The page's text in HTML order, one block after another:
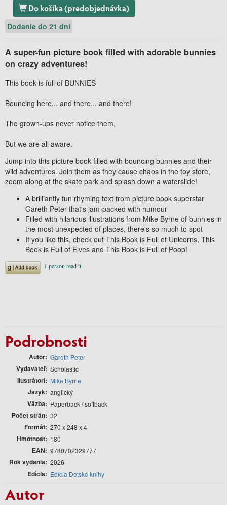
Do košíka (predobjednávka)
Dodanie do 21 dní
A super-fun picture book filled with adorable bunnies
on crazy adventures!
This book is full of BUNNIES
Bouncing here... and there... and there!
The grown-ups never notice them,
But we are all aware.
Jump into this picture book filled with bouncing bunnies and their
wild adventures. Join them as they cause chaos in the toy store,
zoom along at the skate park and splash down a waterslide!
A brilliantly fun rhyming text from picture book superstar
Gareth Peter that's jam-packed with humour
Filled with hilarious illustrations from Mike Byrne of bunnies in
the most unexpected of places, there's so much to spot
If you like this, check out This Book is Full of Unicorns, This
Book is Full of Elves and This Book is Full of Poop!
Podrobnosti
Autor Gareth Peter
Vydavateľ Scholastic
Ilustrátori Mike Byrne
Jazyk anglický
Väzba Paperback / softback
Počet strán 32
Formát 270 x 248 x 4
Hmotnosť 180
EAN 9780702329777
Rok vydania 2026
Edícia Edícia Detské knihy
Autor